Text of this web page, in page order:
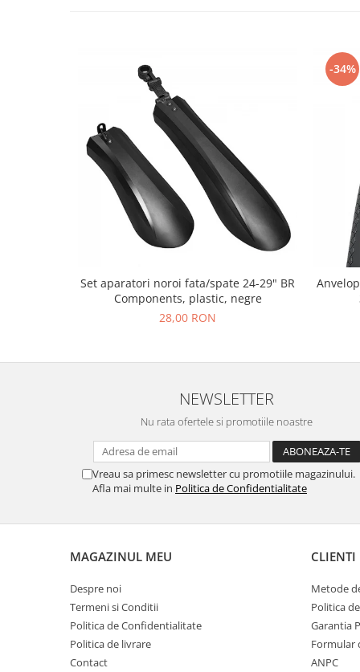
Set aparatori noroi fata/spate 24-29" BR
Components, plastic, negre
28,00 RON
-34%
NEWSLETTER
Nu rata ofertele si promotiile noastre
Vreau sa primesc newsletter cu promotiile magazinului.
Afla mai multe in Politica de Confidentialitate
MAGAZINUL MEU
Despre noi
Termeni si Conditii
Politica de Confidentialitate
Politica de livrare
Contact
CLIENTI
Metode
Politica
Garantia
Formular
ANPC